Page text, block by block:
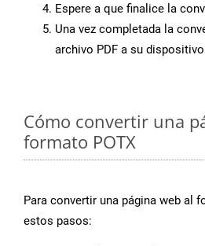
Espere a que finalice la
Una vez completada la
archivo PDF a su
Cómo convertir una
formato POTX
Para convertir una página web al
estos pasos: